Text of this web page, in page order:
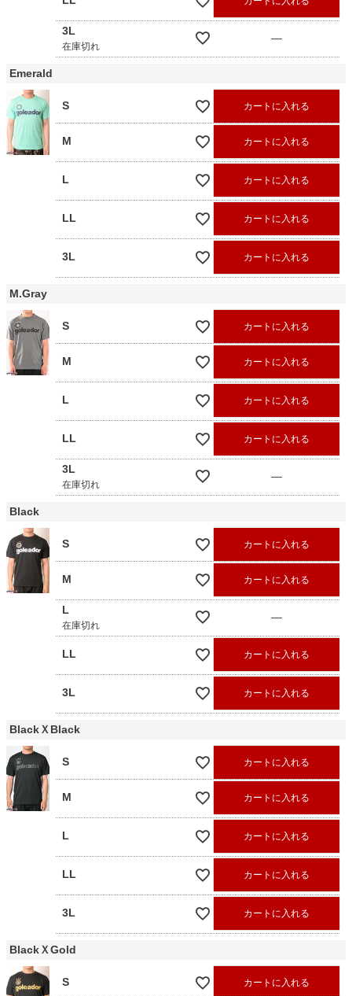
3L
在庫切れ
—
Emerald
S カートに入れる
M カートに入れる
L カートに入れる
LL カートに入れる
3L カートに入れる
M.Gray
S カートに入れる
M カートに入れる
L カートに入れる
LL カートに入れる
3L
在庫切れ
—
Black
S カートに入れる
M カートに入れる
L
在庫切れ
—
LL カートに入れる
3L カートに入れる
BlackＸBlack
S カートに入れる
M カートに入れる
L カートに入れる
LL カートに入れる
3L カートに入れる
BlackＸGold
S カートに入れる